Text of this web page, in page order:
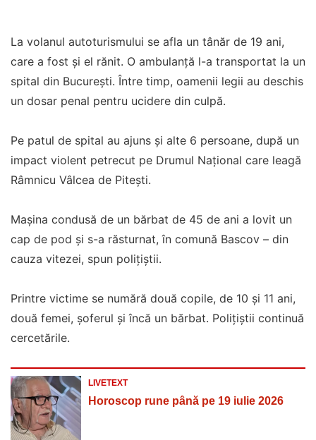
La volanul autoturismului se afla un tânăr de 19 ani,
care a fost și el rănit. O ambulanță l-a transportat la un
spital din București. Între timp, oamenii legii au deschis
un dosar penal pentru ucidere din culpă.
Pe patul de spital au ajuns și alte 6 persoane, după un
impact violent petrecut pe Drumul Național care leagă
Râmnicu Vâlcea de Pitești.
Mașina condusă de un bărbat de 45 de ani a lovit un
cap de pod și s-a răsturnat, în comună Bascov – din
cauza vitezei, spun polițiștii.
Printre victime se numără două copile, de 10 și 11 ani,
două femei, șoferul și încă un bărbat. Polițiștii continuă
cercetările.
LIVETEXT
Horoscop rune până pe 19 iulie 2026